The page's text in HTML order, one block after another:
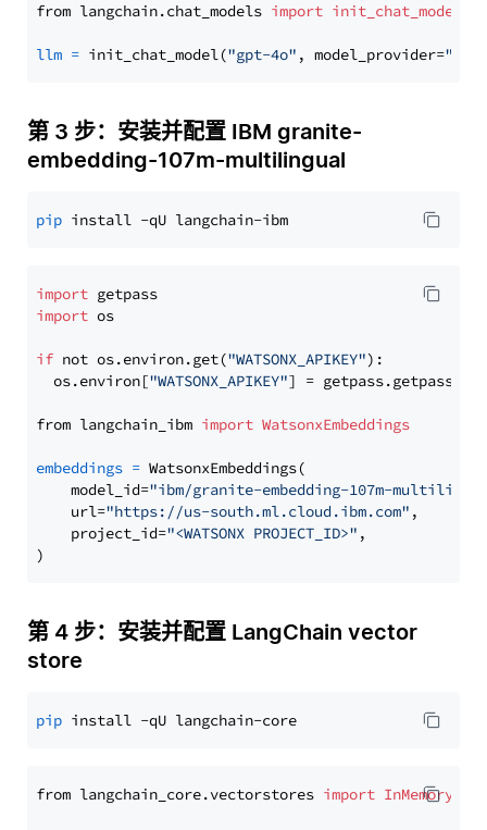
from langchain.chat_models import init_chat_model
llm = init_chat_model("gpt-4o" , model_provider=
第 3 步：安装并配置 IBM granite-
embedding-107m-multilingual
pip
import
import os
if not os.environ.get("WATSONX_APIKEY"):
  os.environ[
"WATSONX_APIKEY"] = getpass.getpass(
from langchain_ibm import WatsonxEmbeddings
embeddings = WatsonxEmbeddings(
    model_id=
"ibm/granite-embedding-107m-
    url=
"https://us-south.ml.cloud.ibm.com" ,
    project_id=
"<WATSONX PROJECT_ID>" ,
第 4 步：安装并配置 LangChain vector
store
pip
from langchain_core.vectorstores import